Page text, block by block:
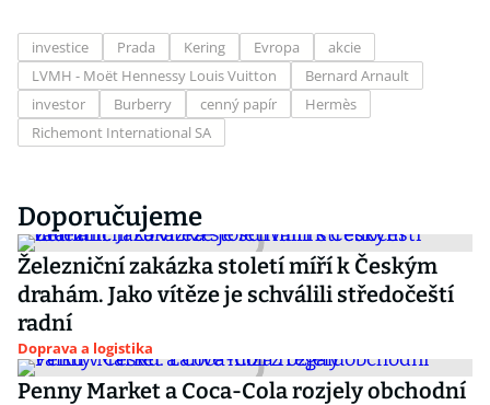
investice Prada Kering Evropa
akcie
LVMH - Moët Hennessy Louis Vuitton
Bernard Arnault
investor
Burberry cenný papír
Hermès
Richemont International SA
Doporučujeme
Železniční zakázka století míří k Českým
drahám. Jako vítěze je schválili středočeští
radní
Doprava a logistika
Penny Market a Coca-Cola rozjely obchodní